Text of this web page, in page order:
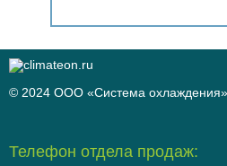
© 2024 ООО «Система
Телефон отдела продаж: